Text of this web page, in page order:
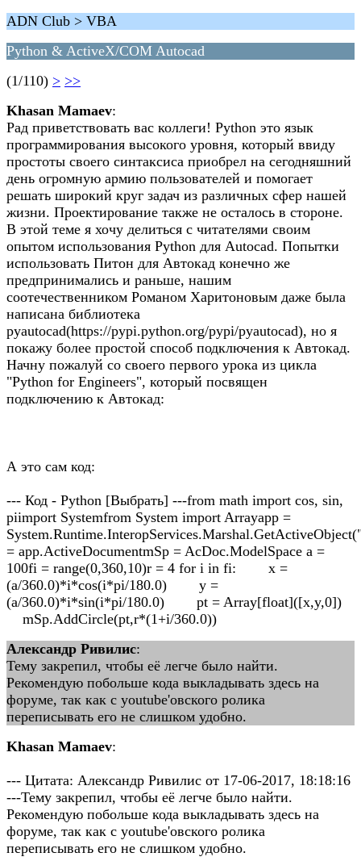
ADN Club > VBA
Python & ActiveX/COM Autocad
(1/110) > >>
Khasan Mamaev:
Рад приветствовать вас коллеги! Python это язык
программирования высокого уровня, который ввиду
простоты своего синтаксиса приобрел на сегодняшний
день огромную армию пользователей и помогает
решать широкий круг задач из различных сфер нашей
жизни. Проектирование также не осталось в стороне.
В этой теме я хочу делиться с читателями своим
опытом использования Python для Autocad. Попытки
использовать Питон для Автокад конечно же
предпринимались и раньше, нашим
соотечественником Романом Харитоновым даже была
написана библиотека
pyautocad(https://pypi.python.org/pypi/pyautocad), но я
покажу более простой способ подключения к Автокад.
Начну пожалуй со своего первого урока из цикла
"Python for Engineers", который посвящен
подключению к Автокад:
А это сам код:
--- Код - Python [Выбрать] ---from math import cos, sin,
piimport Systemfrom System import Arrayapp =
= app.ActiveDocumentmSp = AcDoc.ModelSpace a =
100fi = range(0,360,10)r = 4 for i in fi: x =
(a/360.0)*i*cos(i*pi/180.0) y =
(a/360.0)*i*sin(i*pi/180.0) pt = Array[float]([x,y,0])
mSp.AddCircle(pt,r*(1+i/360.0))
Александр Ривилис:
Тему закрепил, чтобы её легче было найти.
Рекомендую побольше кода выкладывать здесь на
форуме, так как с youtube'овского ролика
переписывать его не слишком удобно.
Khasan Mamaev:
--- Цитата: Александр Ривилис от 17-06-2017, 18:18:16
---Тему закрепил, чтобы её легче было найти.
Рекомендую побольше кода выкладывать здесь на
форуме, так как с youtube'овского ролика
переписывать его не слишком удобно.